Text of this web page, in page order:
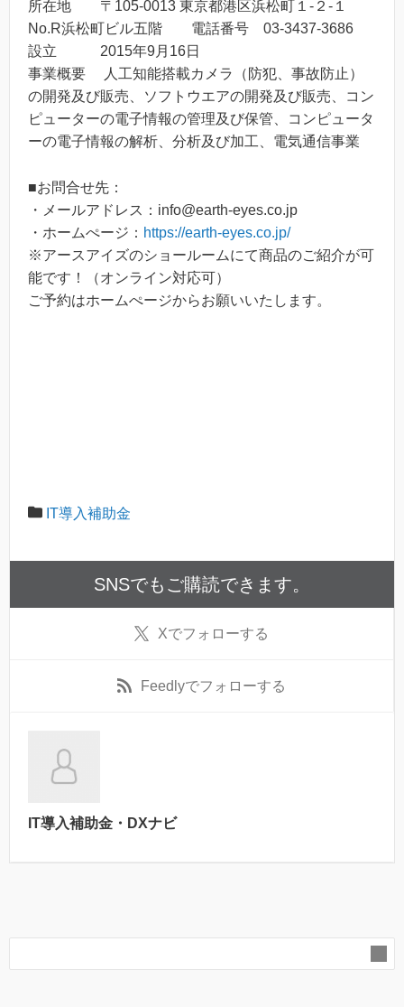
所在地 〒105-0013 東京都港区浜松町１-２-１
No.R浜松町ビル五階 電話番号 03-3437-3686
設立 2015年9月16日
事業概要 人工知能搭載カメラ（防犯、事故防止）
の開発及び販売、ソフトウエアの開発及び販売、コン
ピューターの電子情報の管理及び保管、コンピュータ
ーの電子情報の解析、分析及び加工、電気通信事業
■お問合せ先：
・メールアドレス：info@earth-eyes.co.jp
・ホームぺージ： https://earth-eyes.co.jp/
※アースアイズのショールームにて商品のご紹介が可
能です！（オンライン対応可）
ご予約はホームぺージからお願いいたします。
IT導入補助金
SNSでもご購読できます。
Xでフォローする
Feedlyでフォローする
IT導入補助金・DXナビ